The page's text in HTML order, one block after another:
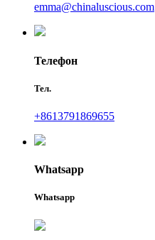
emma@chinaluscious.com
Телефон
Тел.
+8613791869655
Whatsapp
Whatsapp